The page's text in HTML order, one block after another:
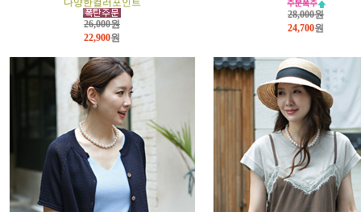
다양한컬러포인트
26,000원
22,900원
28,000원
24,700원